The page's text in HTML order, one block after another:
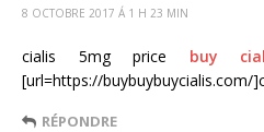
8 OCTOBRE 2017 Á 1 H 23 MIN
cialis 5mg price buy
[url=https://buybuybuycialis.com/
RÉPONDRE